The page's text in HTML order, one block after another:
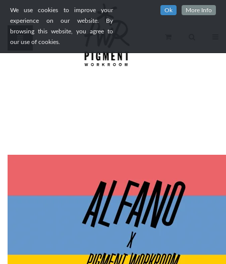
We use cookies to improve your
experience on our website. By
browsing this website, you agree to
our use of cookies.
Ok More Info